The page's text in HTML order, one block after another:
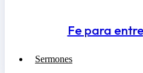
Fe para
Sermones